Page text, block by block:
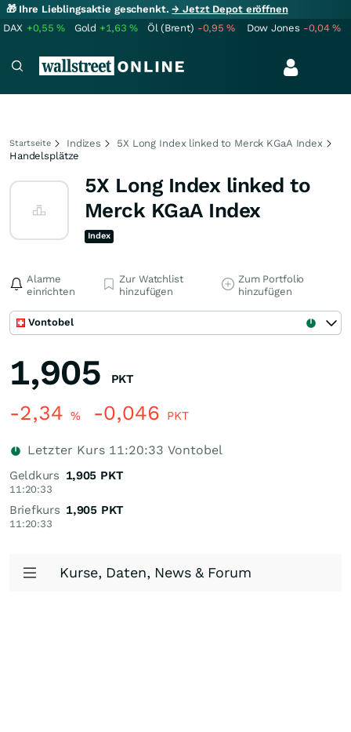
🎁 Ihre Lieblingsaktie geschenkt.→ Jetzt Depot eröffnen
DAX +0,55% Gold +1,63% Öl (Brent) -0,95% Dow Jones -0,04%
Startseite Indizes
5X Long Index linked to Merck KGaA Index
Handelsplätze
5X Long Index linked to
Merck KGaA Index
Index
Alarme
einrichten
Zur Watchlist
hinzufügen
Zum Portfolio
hinzufügen
Vontobel
1,905 PKT
-2,34 % -0,046 PKT
Letzter Kurs 11:20:33 Vontobel
Geldkurs
11:20:33
1,905 PKT
Briefkurs
11:20:33
1,905 PKT
Kurse, Daten, News & Forum